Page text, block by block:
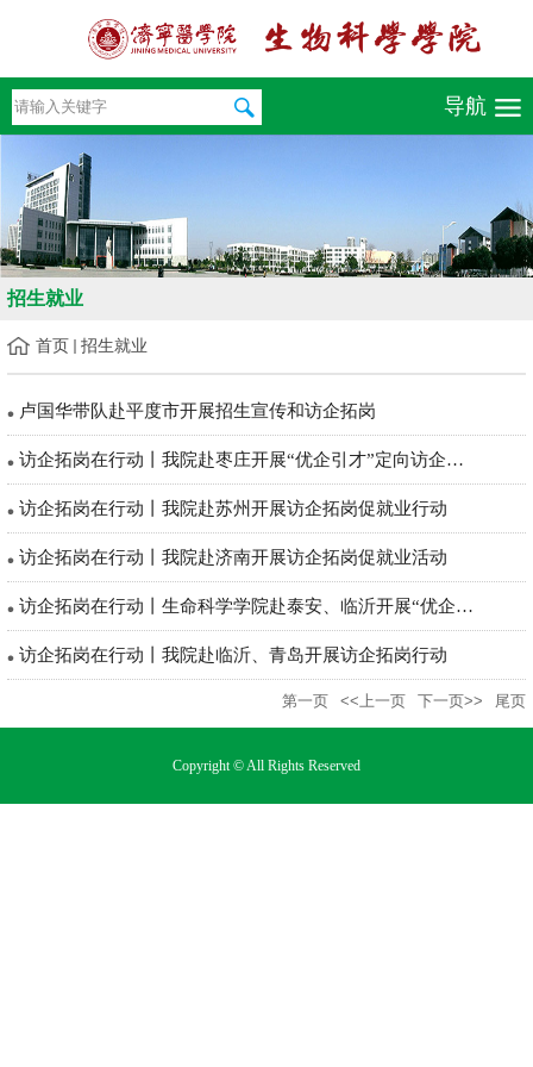
导航
招生就业
首页 招生就业
卢国华带队赴平度市开展招生宣传和访企拓岗
访企拓岗在行动丨我院赴枣庄开展“优企引才”定向访企拓岗促就业...
访企拓岗在行动丨我院赴苏州开展访企拓岗促就业行动
访企拓岗在行动丨我院赴济南开展访企拓岗促就业活动
访企拓岗在行动丨生命科学学院赴泰安、临沂开展“优企引才”定向...
访企拓岗在行动丨我院赴临沂、青岛开展访企拓岗行动
第一页 <<上一页 下一页>> 尾页
Copyright © All Rights Reserved